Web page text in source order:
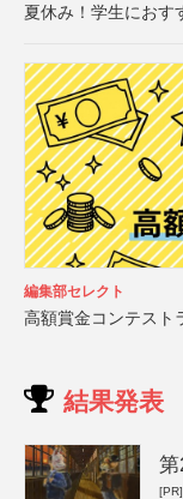
夏休み！学生におす
編集部セレクト
高額賞金コンテスト
結果発表
[PR]